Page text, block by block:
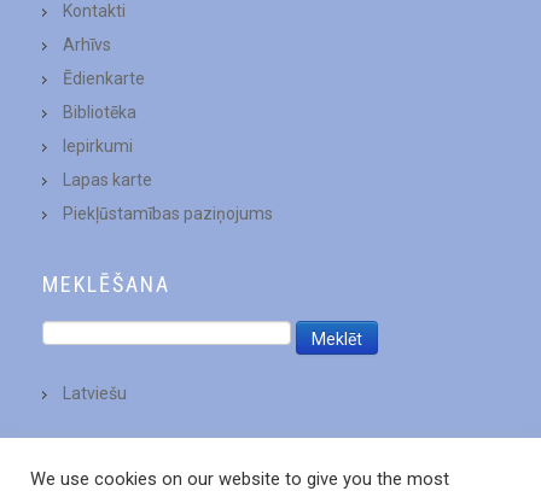
Kontakti
Arhīvs
Ēdienkarte
Bibliotēka
Iepirkumi
Lapas karte
Piekļūstamības paziņojums
MEKLĒŠANA
Latviešu
We use cookies on our website to give you the most